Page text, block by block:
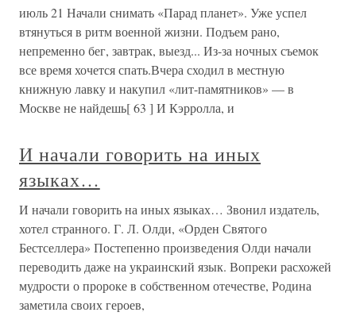
июль 21 Начали снимать «Парад планет». Уже успел
втянуться в ритм военной жизни. Подъем рано,
непременно бег, завтрак, выезд... Из-за ночных съемок
все время хочется спать.Вчера сходил в местную
книжную лавку и накупил «лит-памятников» — в
Москве не найдешь[ 63 ] И Кэрролла, и
И начали говорить на иных
языках…
И начали говорить на иных языках… Звонил издатель,
хотел странного. Г. Л. Олди, «Орден Святого
Бестселлера» Постепенно произведения Олди начали
переводить даже на украинский язык. Вопреки расхожей
мудрости о пророке в собственном отечестве, Родина
заметила своих героев,